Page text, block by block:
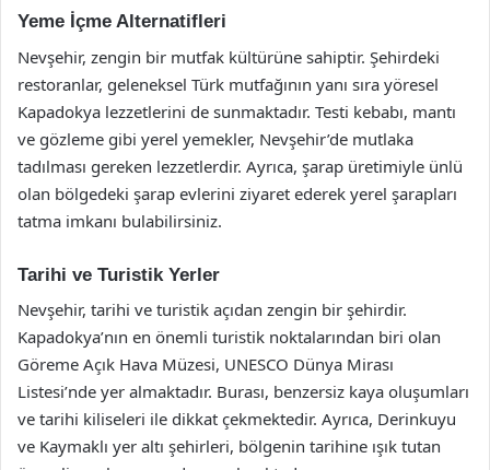
Yeme İçme Alternatifleri
Nevşehir, zengin bir mutfak kültürüne sahiptir. Şehirdeki
restoranlar, geleneksel Türk mutfağının yanı sıra yöresel
Kapadokya lezzetlerini de sunmaktadır. Testi kebabı, mantı
ve gözleme gibi yerel yemekler, Nevşehir’de mutlaka
tadılması gereken lezzetlerdir. Ayrıca, şarap üretimiyle ünlü
olan bölgedeki şarap evlerini ziyaret ederek yerel şarapları
tatma imkanı bulabilirsiniz.
Tarihi ve Turistik Yerler
Nevşehir, tarihi ve turistik açıdan zengin bir şehirdir.
Kapadokya’nın en önemli turistik noktalarından biri olan
Göreme Açık Hava Müzesi, UNESCO Dünya Mirası
Listesi’nde yer almaktadır. Burası, benzersiz kaya oluşumları
ve tarihi kiliseleri ile dikkat çekmektedir. Ayrıca, Derinkuyu
ve Kaymaklı yer altı şehirleri, bölgenin tarihine ışık tutan